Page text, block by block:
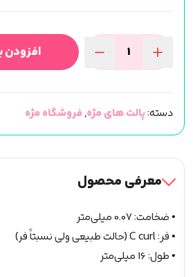
پالت
ای
اسپایک
LASHPRO
(A-
لش
پرو
سایز
افزودن
دسته:پالت های مژه,فروشگاه مژه
معرفی محصول
• ضخامت: 0.07 میلی‌متر
• فر: C curl (حالت طبیعی ولی نسبتاً فر)
• طول: 16 میلی‌متر